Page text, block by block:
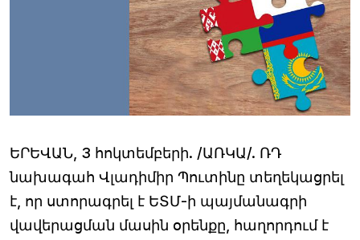
ԵՐԵՎԱՆ, 3 հոկտեմբերի. /ԱՌԿԱ/. ՌԴ
նախագահ Վլադիմիր Պուտինը տեղեկացրել
է, որ ստորագրել է ԵՏՄ-ի պայմանագրի
վավերացման մասին օրենքը, հաղորդում է